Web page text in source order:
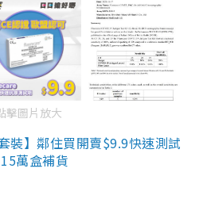
擊圖片放大
裝】鄰住買開賣$9.9快速測試
萬盒補貨